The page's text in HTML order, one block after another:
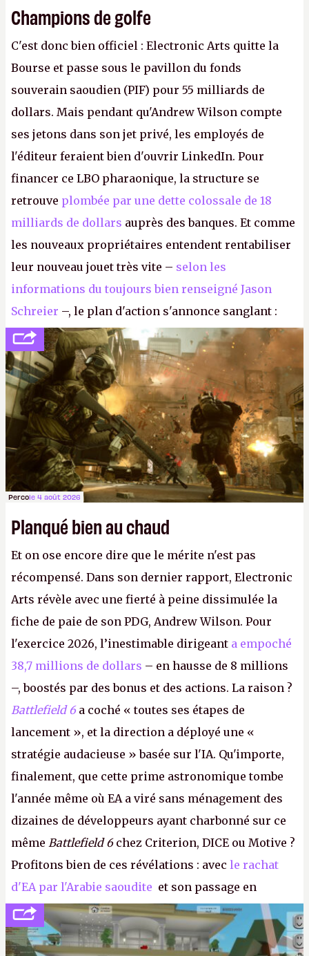
Champions de golfe
C'est donc bien officiel : Electronic Arts quitte la
Bourse et passe sous le pavillon du fonds
souverain saoudien (PIF) pour 55 milliards de
dollars. Mais pendant qu'Andrew Wilson compte
ses jetons dans son jet privé, les employés de
l'éditeur feraient bien d'ouvrir LinkedIn. Pour
financer ce LBO pharaonique, la structure se
retrouve plombée par une dette colossale de 18
milliards de dollars auprès des banques. Et comme
les nouveaux propriétaires entendent rentabiliser
leur nouveau jouet très vite – selon les
informations du toujours bien renseigné Jason
Schreier –, le plan d'action s'annonce sanglant :
réductions de coûts drastiques, fermetures de
studios et licenciements massifs. En gros, essorer
FCetBattlefield, puis virer le reste.P.
Percole 4 août 2026
Planqué bien au chaud
Et on ose encore dire que le mérite n'est pas
récompensé. Dans son dernier rapport, Electronic
Arts révèle avec une fierté à peine dissimulée la
fiche de paie de son PDG, Andrew Wilson. Pour
l'exercice 2026, l’inestimable dirigeant a empoché
38,7 millions de dollars – en hausse de 8 millions
–, boostés par des bonus et des actions. La raison ?
Battlefield 6 a coché « toutes ses étapes de
lancement », et la direction a déployé une «
stratégie audacieuse » basée sur l'IA. Qu'importe,
finalement, que cette prime astronomique tombe
l'année même où EA a viré sans ménagement des
dizaines de développeurs ayant charbonné sur ce
même Battlefield 6chez Criterion, DICE ou Motive ?
Profitons bien de ces révélations : avec le rachat
d'EA par l'Arabie saoudite et son passage en
société privée, l'éditeur n'aura bientôt plus
l'obligation de publier ses bilans. Encore une
victoire pour la transparence.P.